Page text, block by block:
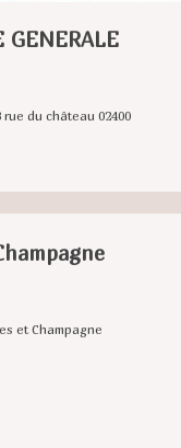
GENERALE
rue du château 02400
et Champagne